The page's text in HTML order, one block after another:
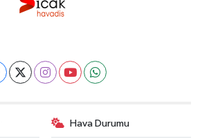
Hava Durumu